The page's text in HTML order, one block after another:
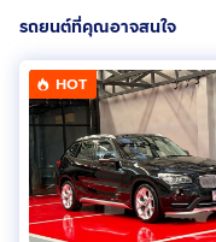
รถยนต์ที่คุณอาจสนใจ
HOT